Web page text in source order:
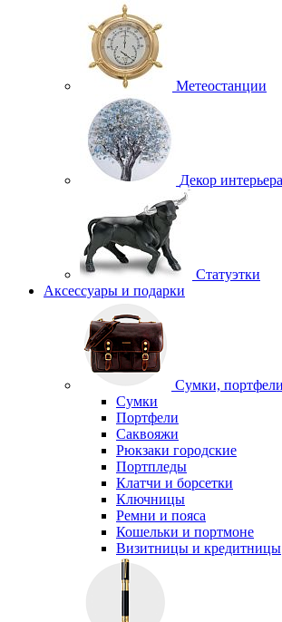
Метеостанции
Декор интерьера
Статуэтки
Аксессуары и подарки
Сумки,
Сумки
Портфели
Саквояжи
Рюкзаки городские
Портпледы
Клатчи и борсетки
Ключницы
Ремни и пояса
Кошельки и портмоне
Визитницы и кредитницы